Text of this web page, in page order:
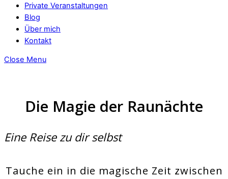
Private Veranstaltungen
Blog
Über mich
Kontakt
Close Menu
Die Magie der Raunächte
Eine Reise zu dir selbst
Tauche ein in die magische Zeit zwischen